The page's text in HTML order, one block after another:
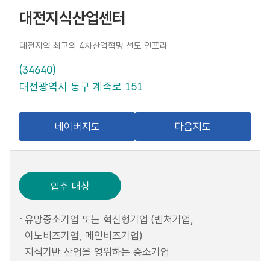
대전지식산업센터
대전지역 최고의 4차산업혁명 선도 인프라
(34640)
대전광역시 동구 계족로 151
네이버지도 다음지도
입주 대상
유망중소기업 또는 혁신형기업 (벤처기업,
이노비즈기업, 메인비즈기업)
지식기반 산업을 영위하는 중소기업